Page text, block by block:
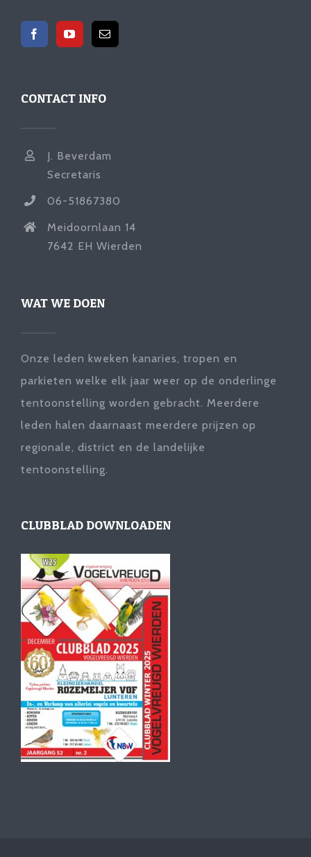
CONTACT INFO
J. Beverdam
Secretaris
06-51867380
Meidoornlaan 14
7642 EH Wierden
WAT WE DOEN
Onze leden kweken kanaries, tropen en
parkieten welke elk jaar weer op de onderlinge
tentoonstelling worden gebracht. Meerdere
leden halen daarnaast meerdere prijzen op
regionale, district en de landelijke
tentoonstelling.
CLUBBLAD DOWNLOADEN